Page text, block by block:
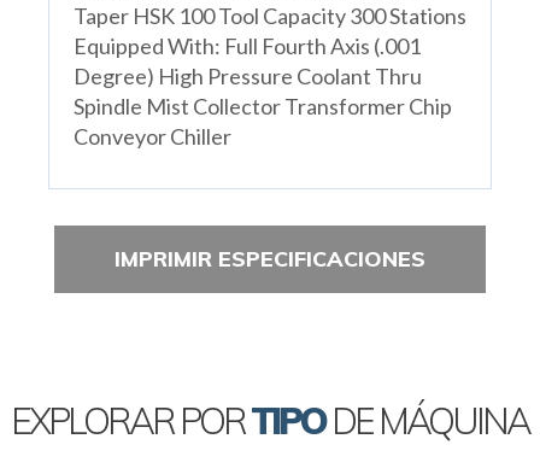
Taper HSK 100 Tool Capacity 300 Stations
Equipped With: Full Fourth Axis (.001
Degree) High Pressure Coolant Thru
Spindle Mist Collector Transformer Chip
Conveyor Chiller
IMPRIMIR ESPECIFICACIONES
EXPLORAR PORTIPODE MÁQUINA